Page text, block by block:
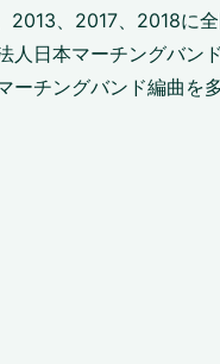
2013、2017、2018に
人日本マーチングバン
ーチングバンド編曲を